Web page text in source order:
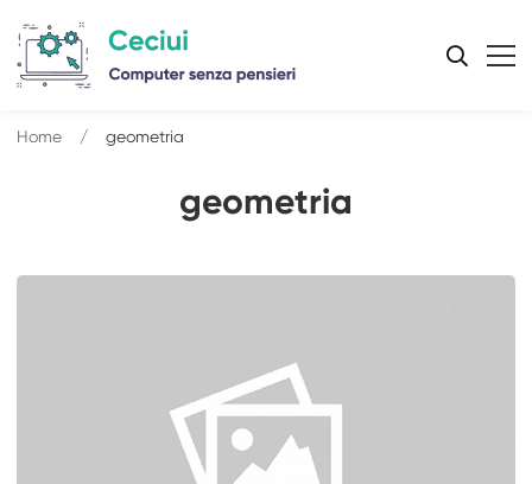
geometria
Home geometria